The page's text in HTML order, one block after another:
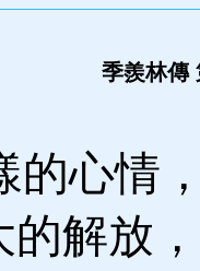
季羨林傳
心情
的解放